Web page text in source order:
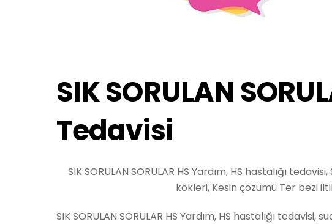
SIK SORULAN
Tedavisi
SIK SORULAN SORULAR HS Yardım, HS hastalığı
kökleri, Kesin çözümü Ter bezi
SIK SORULAN SORULAR HS Yardım, HS hastalığı